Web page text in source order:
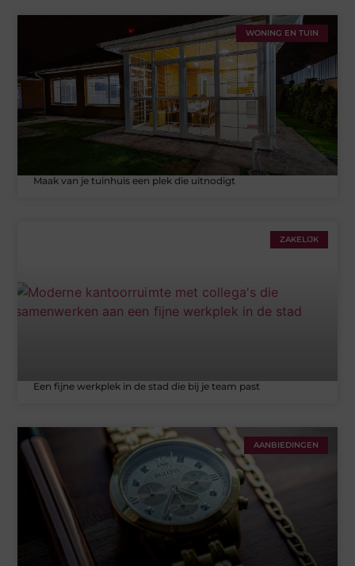
WONING EN TUIN
Maak van je tuinhuis een plek die uitnodigt
ZAKELIJK
Een fijne werkplek in de stad die bij je team past
AANBIEDINGEN